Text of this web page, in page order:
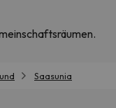
Saasunia